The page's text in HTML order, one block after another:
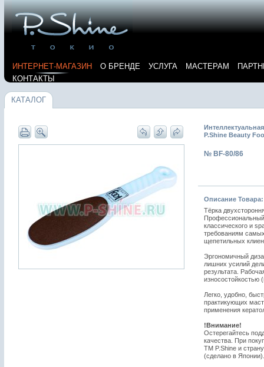
ИНТЕРНЕТ-МАГАЗИН О БРЕНДЕ УСЛУГА МАСТЕРАМ
КОНТАКТЫ
КАТАЛОГ
P.Shine Beauty
№ BF-80/86
Описание Товара:
Тёрка
классического и
требованиям
щепетильных
Эргономичный
лишних усилий
результата.
износостойкостью
Легко, удобно,
практикующих
применения
!Внимание!
Остерегайтесь
качества. При
TM P.Shine и
(сделано в Японии).